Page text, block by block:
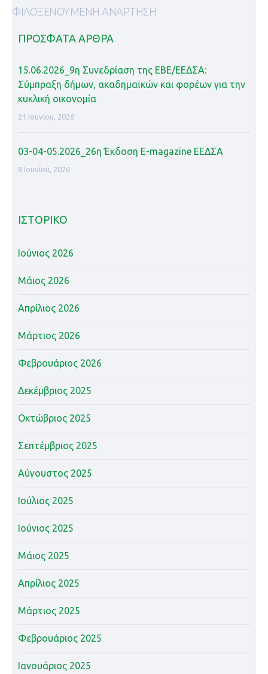
ΦΙΛΟΞΕΝΟΥΜΕΝΗ ΑΝΑΡΤΗΣΗ
ΠΡΌΣΦΑΤΑ ΆΡΘΡΑ
15.06.2026_9η Συνεδρίαση της ΕΒΕ/ΕΕΔΣΑ:
Σύμπραξη δήμων, ακαδημαϊκών και φορέων για την
κυκλική οικονομία
21 Ιουνίου, 2026
03-04-05.2026_26η Έκδοση Ε-magazine ΕΕΔΣΑ
8 Ιουνίου, 2026
ΙΣΤΟΡΙΚΌ
Ιούνιος 2026
Μάιος 2026
Απρίλιος 2026
Μάρτιος 2026
Φεβρουάριος 2026
Δεκέμβριος 2025
Οκτώβριος 2025
Σεπτέμβριος 2025
Αύγουστος 2025
Ιούλιος 2025
Ιούνιος 2025
Μάιος 2025
Απρίλιος 2025
Μάρτιος 2025
Φεβρουάριος 2025
Ιανουάριος 2025